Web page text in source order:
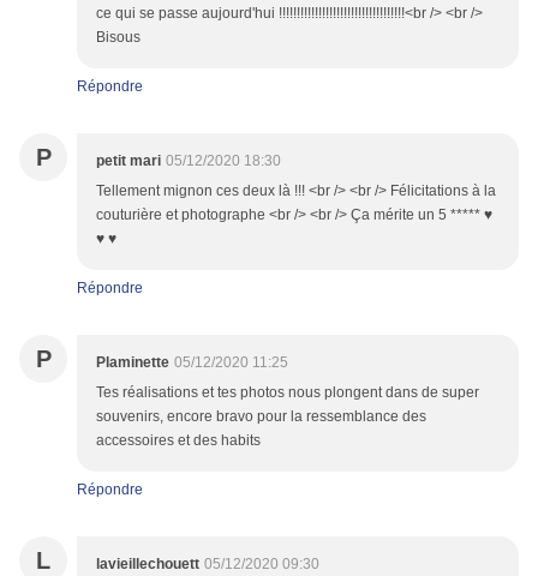
ce qui se passe aujourd'hui !!!!!!!!!!!!!!!!!!!!!!!!!!!!!!!!!!!<br /> <br />
Bisous
Répondre
P petit mari 05/12/2020 18:30
Tellement mignon ces deux là !!! <br /> <br /> Félicitations à la
couturière et photographe <br /> <br /> Ça mérite un 5 ***** ♥
♥ ♥
Répondre
P Plaminette 05/12/2020 11:25
Tes réalisations et tes photos nous plongent dans de super
souvenirs, encore bravo pour la ressemblance des
accessoires et des habits
Répondre
L lavieillechouett 05/12/2020 09:30